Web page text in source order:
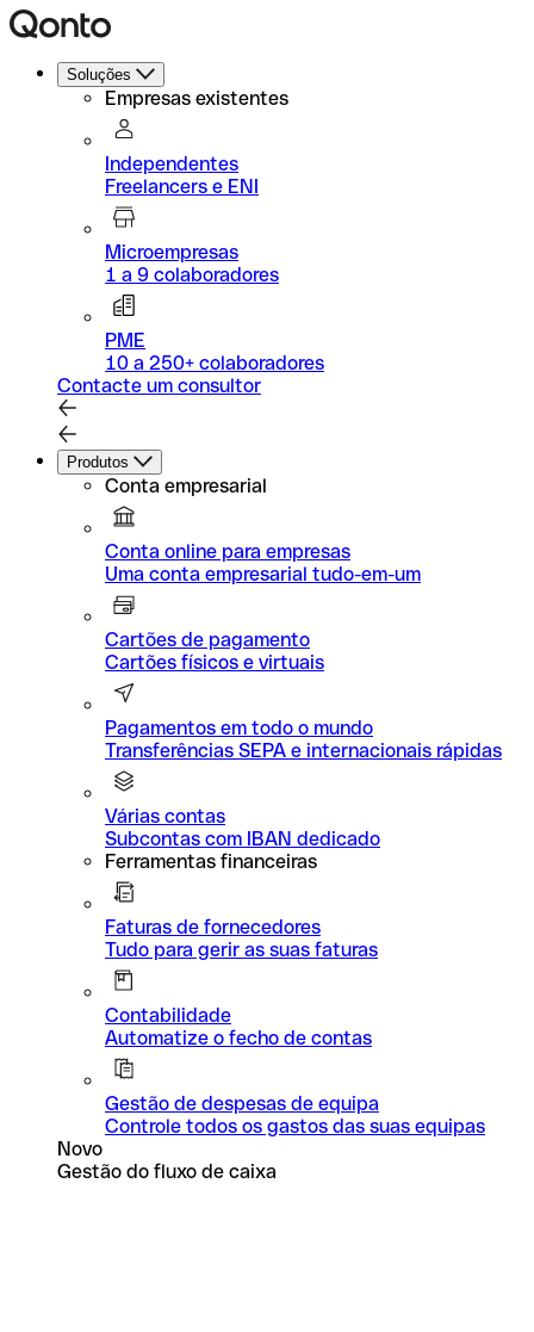
Soluções
Empresas existentes
Independentes
Freelancers e ENI
Microempresas
1 a 9 colaboradores
PME
10 a 250+ colaboradores
Contacte um consultor
Produtos
Conta empresarial
Conta online para empresas
Uma conta empresarial tudo-em-um
Cartões de pagamento
Cartões físicos e virtuais
Pagamentos em todo o mundo
Transferências SEPA e internacionais rápidas
Várias contas
Subcontas com IBAN dedicado
Ferramentas financeiras
Faturas de fornecedores
Tudo para gerir as suas faturas
Contabilidade
Automatize o fecho de contas
Gestão de despesas de equipa
Controle todos os gastos das suas equipas
Novo
Gestão do fluxo de caixa